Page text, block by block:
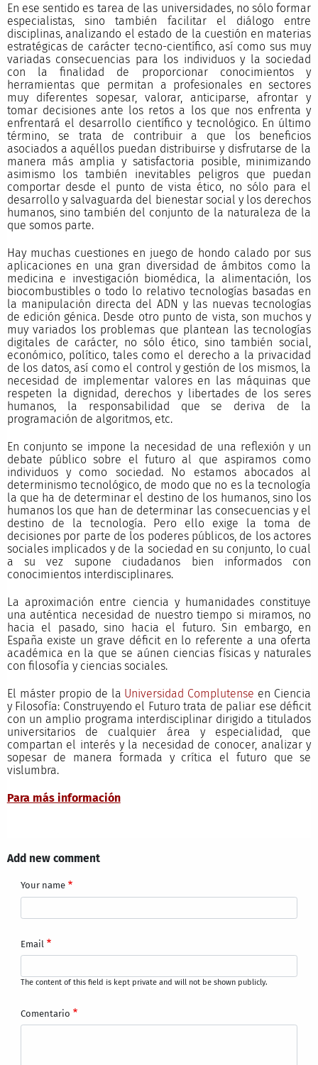
En ese sentido es tarea de las universidades, no sólo formar
especialistas, sino también facilitar el diálogo entre
disciplinas, analizando el estado de la cuestión en materias
estratégicas de carácter tecno-científico, así como sus muy
variadas consecuencias para los individuos y la sociedad
con la finalidad de proporcionar conocimientos y
herramientas que permitan a profesionales en sectores
muy diferentes sopesar, valorar, anticiparse, afrontar y
tomar decisiones ante los retos a los que nos enfrenta y
enfrentará el desarrollo científico y tecnológico. En último
término, se trata de contribuir a que los beneficios
asociados a aquéllos puedan distribuirse y disfrutarse de la
manera más amplia y satisfactoria posible, minimizando
asimismo los también inevitables peligros que puedan
comportar desde el punto de vista ético, no sólo para el
desarrollo y salvaguarda del bienestar social y los derechos
humanos, sino también del conjunto de la naturaleza de la
que somos parte.
Hay muchas cuestiones en juego de hondo calado por sus
aplicaciones en una gran diversidad de ámbitos como la
medicina e investigación biomédica, la alimentación, los
biocombustibles o todo lo relativo tecnologías basadas en
la manipulación directa del ADN y las nuevas tecnologías
de edición génica. Desde otro punto de vista, son muchos y
muy variados los problemas que plantean las tecnologías
digitales de carácter, no sólo ético, sino también social,
económico, político, tales como el derecho a la privacidad
de los datos, así como el control y gestión de los mismos, la
necesidad de implementar valores en las máquinas que
respeten la dignidad, derechos y libertades de los seres
humanos, la responsabilidad que se deriva de la
programación de algoritmos, etc.
En conjunto se impone la necesidad de una reflexión y un
debate público sobre el futuro al que aspiramos como
individuos y como sociedad. No estamos abocados al
determinismo tecnológico, de modo que no es la tecnología
la que ha de determinar el destino de los humanos, sino los
humanos los que han de determinar las consecuencias y el
destino de la tecnología. Pero ello exige la toma de
decisiones por parte de los poderes públicos, de los actores
sociales implicados y de la sociedad en su conjunto, lo cual
a su vez supone ciudadanos bien informados con
conocimientos interdisciplinares.
La aproximación entre ciencia y humanidades constituye
una auténtica necesidad de nuestro tiempo si miramos, no
hacia el pasado, sino hacia el futuro. Sin embargo, en
España existe un grave déficit en lo referente a una oferta
académica en la que se aúnen ciencias físicas y naturales
con filosofía y ciencias sociales.
El máster propio de la Universidad Complutense en Ciencia
y Filosofía: Construyendo el Futuro trata de paliar ese déficit
con un amplio programa interdisciplinar dirigido a titulados
universitarios de cualquier área y especialidad, que
compartan el interés y la necesidad de conocer, analizar y
sopesar de manera formada y crítica el futuro que se
vislumbra.
Para más información
Add new comment
Your name
Email
The content of this field is kept private and will not be shown publicly.
Comentario